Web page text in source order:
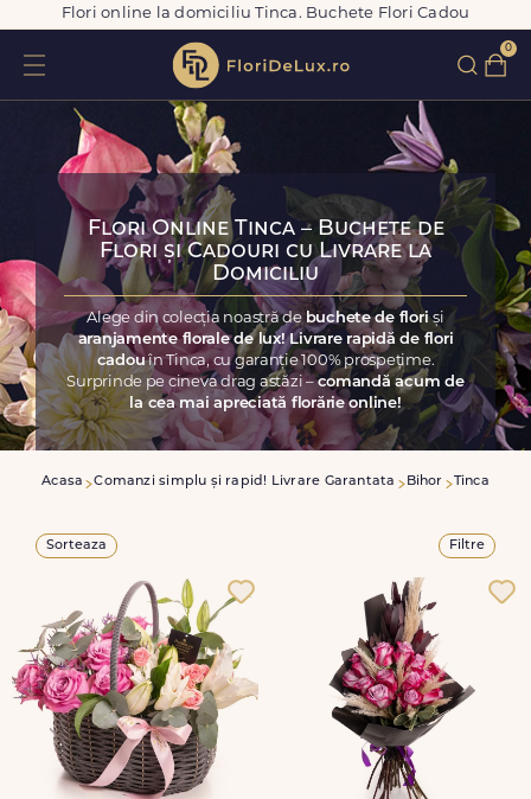
Flori online la domiciliu Tinca. Buchete Flori Cadou
0
Flori Online Tinca – Buchete de
Flori și Cadouri cu Livrare la
Domiciliu
Alege din colecția noastră de buchete de floriși
aranjamente florale de lux! Livrare rapidă de flori
cadouîn Tinca, cu garanție 100% prospețime.
Surprinde pe cineva drag astăzi –comandă acum de
la cea mai apreciată florărie online!
Acasa Comanzi simplu și rapid! Livrare Garantata Bihor Tinca
Sorteaza Filtre